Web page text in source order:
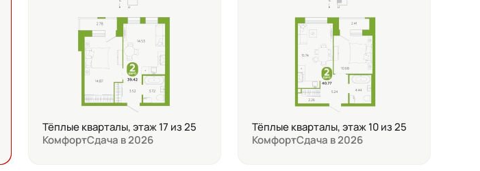
Тёплые кварталы, этаж 17 из 25
КомфортСдача в 2026
Тёплые кварталы, этаж 10 из 25
КомфортСдача в 2026